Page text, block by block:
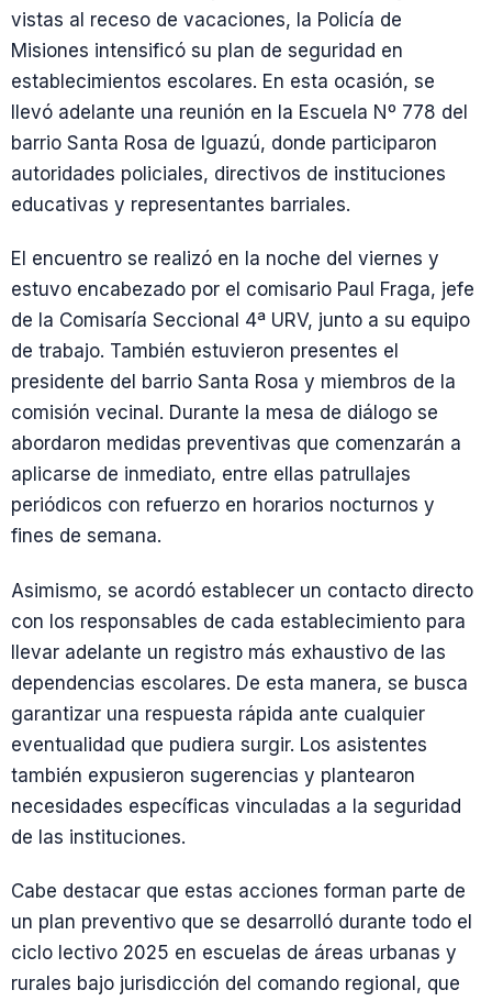
vistas al receso de vacaciones, la Policía de
Misiones intensificó su plan de seguridad en
establecimientos escolares. En esta ocasión, se
llevó adelante una reunión en la Escuela Nº 778 del
barrio Santa Rosa de Iguazú, donde participaron
autoridades policiales, directivos de instituciones
educativas y representantes barriales.
El encuentro se realizó en la noche del viernes y
estuvo encabezado por el comisario Paul Fraga, jefe
de la Comisaría Seccional 4ª URV, junto a su equipo
de trabajo. También estuvieron presentes el
presidente del barrio Santa Rosa y miembros de la
comisión vecinal. Durante la mesa de diálogo se
abordaron medidas preventivas que comenzarán a
aplicarse de inmediato, entre ellas patrullajes
periódicos con refuerzo en horarios nocturnos y
fines de semana.
Asimismo, se acordó establecer un contacto directo
con los responsables de cada establecimiento para
llevar adelante un registro más exhaustivo de las
dependencias escolares. De esta manera, se busca
garantizar una respuesta rápida ante cualquier
eventualidad que pudiera surgir. Los asistentes
también expusieron sugerencias y plantearon
necesidades específicas vinculadas a la seguridad
de las instituciones.
Cabe destacar que estas acciones forman parte de
un plan preventivo que se desarrolló durante todo el
ciclo lectivo 2025 en escuelas de áreas urbanas y
rurales bajo jurisdicción del comando regional, que